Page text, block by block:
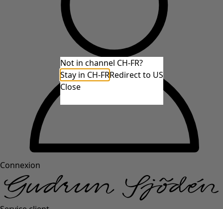
Connexion
Not in channel CH-FR?
Stay in CH-FRRedirect to US
Close